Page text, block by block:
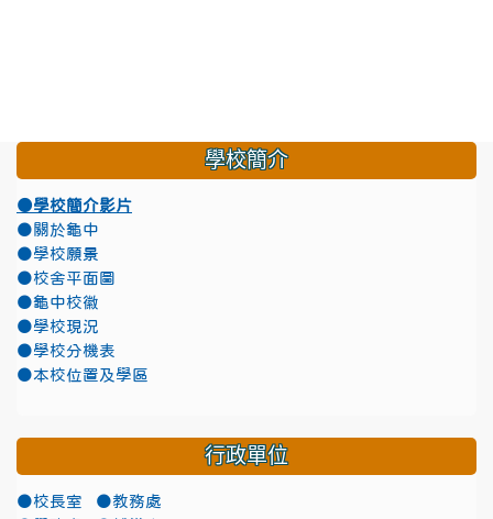
學校簡介
●學校簡介影片
●關於龜中
●學校願景
●校舍平面圖
●龜中校徽
●學校現況
●學校分機表
●本校位置及學區
行政單位
●校長室
●教務處